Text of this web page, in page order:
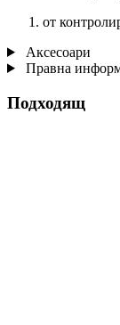
от
Аксесоари
Правна
Подходящ